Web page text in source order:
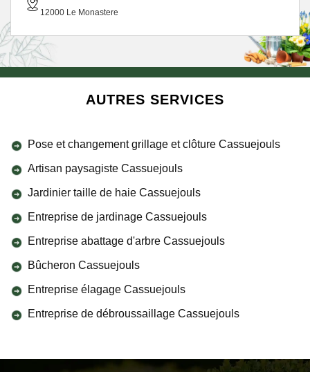
12000 Le Monastere
AUTRES SERVICES
Pose et changement grillage et clôture Cassuejouls
Artisan paysagiste Cassuejouls
Jardinier taille de haie Cassuejouls
Entreprise de jardinage Cassuejouls
Entreprise abattage d'arbre Cassuejouls
Bûcheron Cassuejouls
Entreprise élagage Cassuejouls
Entreprise de débroussaillage Cassuejouls